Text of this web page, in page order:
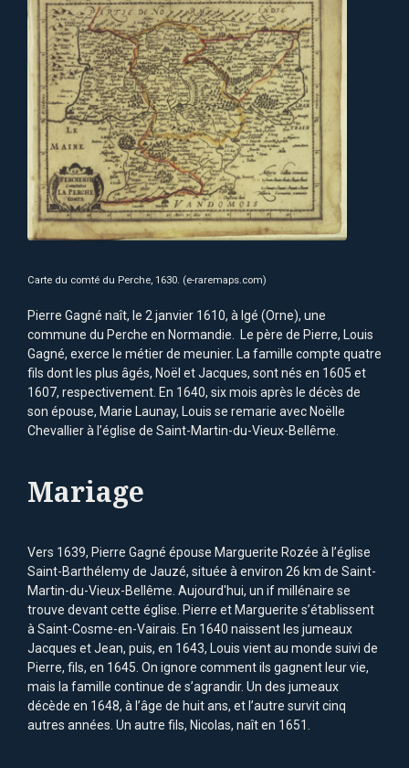
Carte du comté du Perche, 1630. (e-raremaps.com)
Pierre Gagné naît, le 2 janvier 1610, à Igé (Orne), une
commune du Perche en Normandie. Le père de Pierre, Louis
Gagné, exerce le métier de meunier. La famille compte quatre
fils dont les plus âgés, Noël et Jacques, sont nés en 1605 et
1607, respectivement. En 1640, six mois après le décès de
son épouse, Marie Launay, Louis se remarie avec Noëlle
Chevallier à l’église de Saint-Martin-du-Vieux-Bellême.
Mariage
Vers 1639, Pierre Gagné épouse Marguerite Rozée à l’église
Saint-Barthélemy de Jauzé, située à environ 26 km de Saint-
Martin-du-Vieux-Bellême. Aujourd'hui, un if millénaire se
trouve devant cette église. Pierre et Marguerite s’établissent
à Saint-Cosme-en-Vairais. En 1640 naissent les jumeaux
Jacques et Jean, puis, en 1643, Louis vient au monde suivi de
Pierre, fils, en 1645. On ignore comment ils gagnent leur vie,
mais la famille continue de s’agrandir. Un des jumeaux
décède en 1648, à l’âge de huit ans, et l’autre survit cinq
autres années. Un autre fils, Nicolas, naît en 1651.